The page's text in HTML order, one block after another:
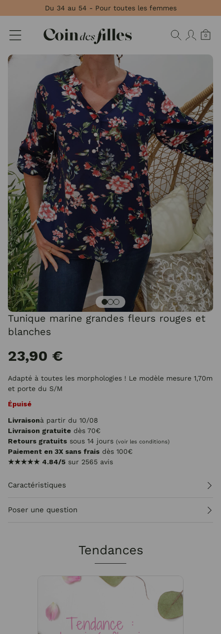
Du 34 au 54 - Pour toutes les femmes
0
Tunique marine grandes fleurs rouges et
blanches
23,90 €
Adapté à toutes les morphologies ! Le modèle mesure 1,70m
et porte du S/M
Épuisé
Livraisonà partir du 10/08
Livraison gratuite dès 70€
Retours gratuits sous 14 jours (voir les conditions)
Paiement en 3X sans frais dès 100€
★★★★★ 4.84/5 sur 2565 avis
Caractéristiques
Poser une question
Tendances
Panneau de gestion des cookies